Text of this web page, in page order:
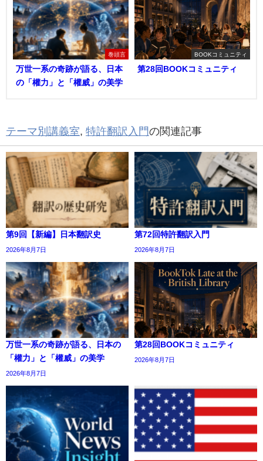
巻頭言
万世一系の奇跡が語る、日本
の「權力」と「權威」の美学
BOOKコミュニティ
第28回BOOKコミュニティ
テーマ別講義室 特許翻訳入門の関連記事
第9回【新編】日本翻訳史
2026年8月7日
第72回特許翻訳入門
2026年8月7日
万世一系の奇跡が語る、日本の
「權力」と「權威」の美学
2026年8月7日
第28回BOOKコミュニティ
2026年8月7日